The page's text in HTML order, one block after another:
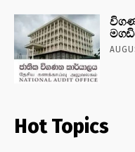
Hot Topics